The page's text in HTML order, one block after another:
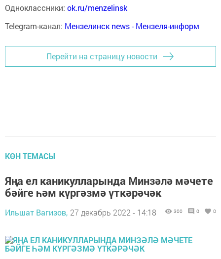
Одноклассники: ok.ru/menzelinsk
Telegram-канал: Мензелинск news - Мензеля-информ
Перейти на страницу новости
КӨН ТЕМАСЫ
Яңа ел каникулларында Минзәлә мәчете
бәйге һәм күргәзмә үткәрәчәк
Ильшат Вагизов, 27 декабрь 2022 - 14:18 300 0 0